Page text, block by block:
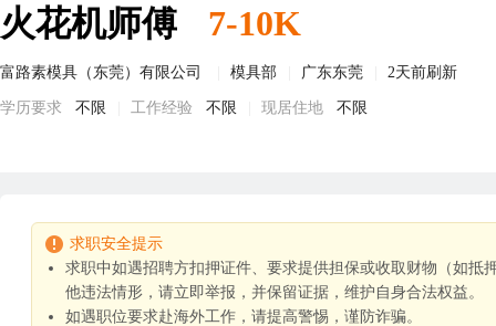
火花机师傅 7-10K
富路素模具（东莞）有限公司 模具部 广东东莞 2天前刷新
学历要求 不限 工作经验 不限 现居住地 不限
求职安全提示
求职中如遇招聘方扣押证件、要求提供担保或收取财物（如
他违法情形，请立即举报，并保留证据，维护自身合法权益。
如遇职位要求赴海外工作，请提高警惕，谨防诈骗。